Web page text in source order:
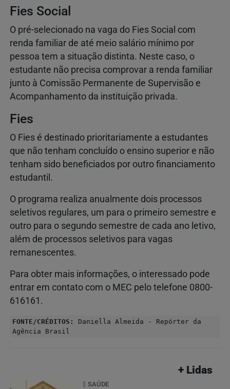
Fies Social
O pré-selecionado na vaga do Fies Social com
renda familiar de até meio salário mínimo por
pessoa tem a situação distinta. Neste caso, o
estudante não precisa comprovar a renda familiar
junto à Comissão Permanente de Supervisão e
Acompanhamento da instituição privada.
Fies
O Fies é destinado prioritariamente a estudantes
que não tenham concluído o ensino superior e não
tenham sido beneficiados por outro financiamento
estudantil.
O programa realiza anualmente dois processos
seletivos regulares, um para o primeiro semestre e
outro para o segundo semestre de cada ano letivo,
além de processos seletivos para vagas
remanescentes.
Para obter mais informações, o interessado pode
entrar em contato com o MEC pelo telefone 0800-
616161.
FONTE/CRÉDITOS:
Daniella Almeida - Repórter da
Agência Brasil
+ Lidas
SAÚDE